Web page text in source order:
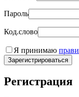
Пароль
Код.слово
Я принимаю
Зарегистрироваться
Регистрация